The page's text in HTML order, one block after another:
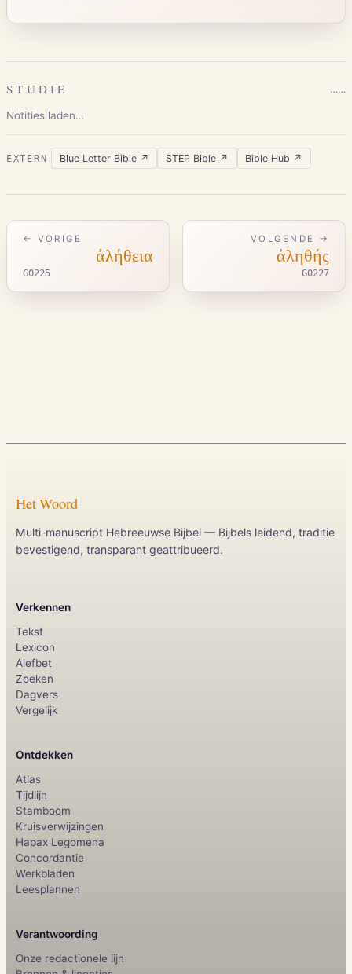
STUDIE ……
Notities laden…
EXTERN Blue Letter Bible↗ STEP Bible↗ Bible Hub ↗
← VORIGE
ἀλήθεια
G0225
VOLGENDE →
ἀληθής
G0227
Het Woord
Multi-manuscript Hebreeuwse Bijbel — Bijbels leidend, traditie
bevestigend, transparant geattribueerd.
Verkennen
Tekst
Lexicon
Alefbet
Zoeken
Dagvers
Vergelijk
Ontdekken
Atlas
Tijdlijn
Stamboom
Kruisverwijzingen
Hapax Legomena
Concordantie
Werkbladen
Leesplannen
Verantwoording
Onze redactionele lijn